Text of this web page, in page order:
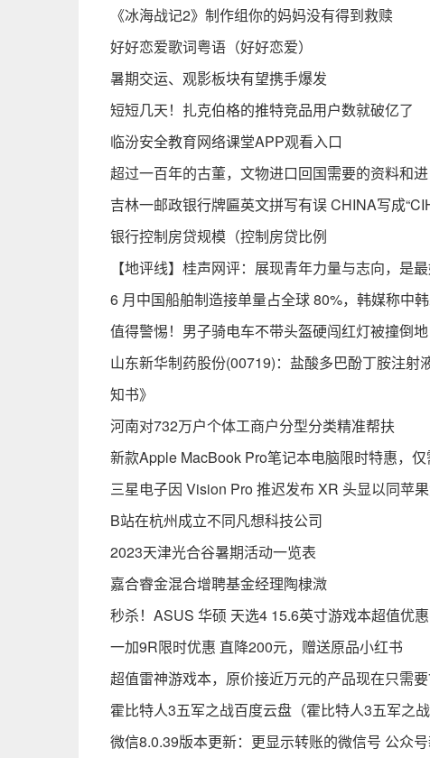
《冰海战记2》制作组你的妈妈没有得到救赎
好好恋爱歌词粤语（好好恋爱）
暑期交运、观影板块有望携手爆发
短短几天！扎克伯格的推特竞品用户数就破亿了
临汾安全教育网络课堂APP观看入口
超过一百年的古董，文物进口回国需要的资料和进
吉林一邮政银行牌匾英文拼写有误 CHINA写成
银行控制房贷规模（控制房贷比例
【地评线】桂声网评：展现青年力量与志向，是
6 月中国船舶制造接单量占全球 80%，韩媒称中
值得警惕！男子骑电车不带头盔硬闯红灯被撞倒
山东新华制药股份(00719)：盐酸多巴酚丁胺注
知书》
河南对732万户个体工商户分型分类精准帮扶
新款Apple MacBook Pro笔记本电脑限时特惠，
三星电子因 Vision Pro 推迟发布 XR 头显以同苹
B站在杭州成立不同凡想科技公司
2023天津光合谷暑期活动一览表
嘉合睿金混合增聘基金经理陶棣溦
秒杀！ASUS 华硕 天选4 15.6英寸游戏本超值优惠
一加9R限时优惠 直降200元，赠送原品小红书
超值雷神游戏本，原价接近万元的产品现在只需
霍比特人3五军之战百度云盘（霍比特人3五军之战
微信8.0.39版本更新：更显示转账的微信号 公众